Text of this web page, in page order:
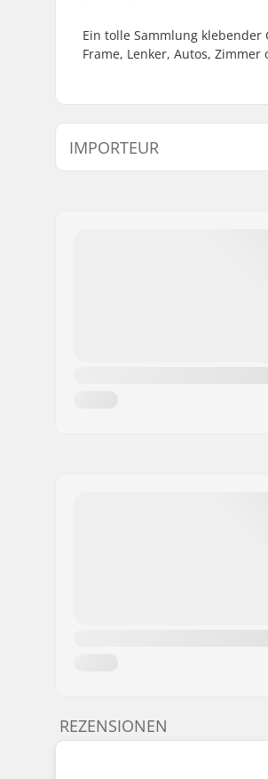
Ein tolle Sammlung klebender
Frame, Lenker, Autos,
IMPORTEUR
REZENSIONEN